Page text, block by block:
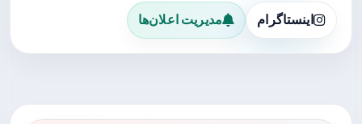
اینستاگرام مدیریت اعلان‌ها